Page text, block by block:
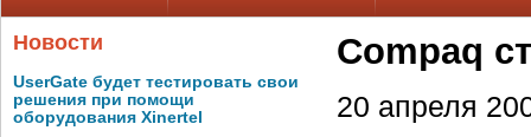
Новости
UserGate будет тестировать свои
решения при помощи
оборудования Xinertel
Compaq
20 апреля